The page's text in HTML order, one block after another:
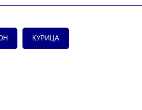
КУРИЦА